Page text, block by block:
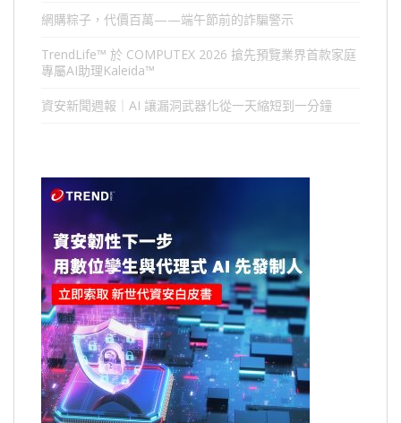
網購粽子，代價百萬——端午節前的詐騙警示
TrendLife™ 於 COMPUTEX 2026 搶先預覽業界首款家庭
專屬AI助理Kaleida™
資安新聞週報｜AI 讓漏洞武器化從一天縮短到一分鐘